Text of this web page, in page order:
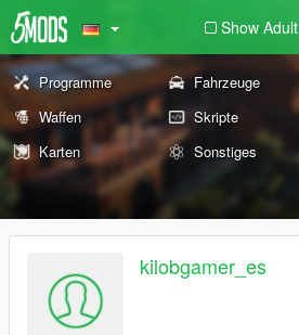
Show Adult
Programme Fahrzeuge
Waffen
Skripte
Karten
Sonstiges
kilobgamer_es